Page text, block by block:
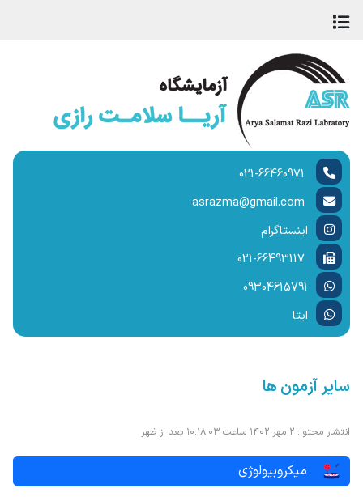
اینستاگرام
09304615791
ایتا
سایر آزمون ها
انتشار محتوا: ۲ مهر ۱۴۰۲ ساعت ۱۰:۱۸:۰۳ بعد از ظهر
میکروبیولوژی